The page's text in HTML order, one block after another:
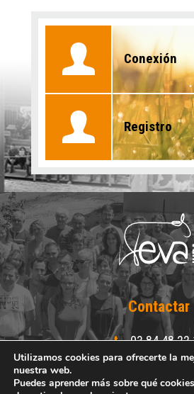
Conexión
Registro
Contactar
03 84 48 22
03 84 48 25
Route de Lons-le-Saunier - Crançot -
Utilizamos cookies para ofrecerte la
nuestra web.
Puedes aprender más sobre qué